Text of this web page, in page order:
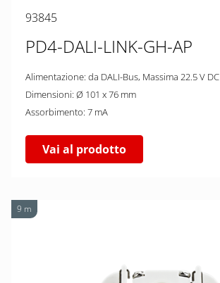
93845
PD4-DALI-LINK-GH-AP
Alimentazione: da DALI-Bus, Massima 22.5 V DC
Dimensioni: Ø 101 x 76 mm
Assorbimento: 7 mA
Vai al prodotto
9 m